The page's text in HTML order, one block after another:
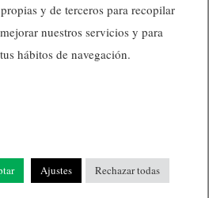
socials
y de terceros para recopilar
nuestros servicios y para
hábitos de navegación.
Ajustes Rechazar todas